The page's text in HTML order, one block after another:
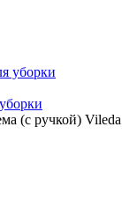
уборки
(c ручкой)